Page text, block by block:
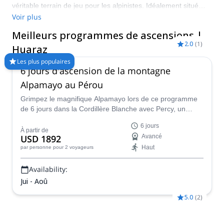
véritable terrain de jeu pour les alpinistes. Idéalement situé
près de la Cordillera Blanca et de la Cordillera Negra, les
guide certifié pour votre programme sur Explore-Share.com :
Plus de 1500 guides, plus de 70 pays et plus de 8000
programmes différents à choisir. Faites votre choix parmi notre
sélection de programmes d'escalade à Huaraz. Les
montagnes vous appellent !
Voir plus
Meilleurs programmes de ascensions |
Huaraz
Les plus populaires
2.0 (1)
6 jours d'ascension de la montagne
Alpamayo au Pérou
Grimpez le magnifique Alpamayo lors de ce programme
de 6 jours dans la Cordillère Blanche avec Percy, un
expérience d'alpinisme fantastique !
À partir de
USD 1892
par personne pour 2 voyageurs
6 jours
Avancé
Haut
Availability:
Jui - Aoû
5.0 (2)